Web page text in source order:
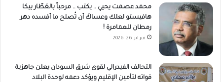
محمد عصمت يحيي .. يكتب .. مرحباً بالعَطّار بيكا
هافيستو لعلك وعساكَ أن تُصلح ما أفسده دهر
رمطان للعمامرة !
فبراير 26, 2026
التحالف الفيدرالي لقوى شرق السودان يعلن جاهزية
قواته لتأمين الإقليم ويؤكد دعمه لوحدة البلاد